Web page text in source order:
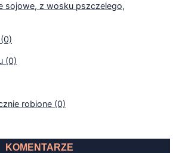
sojowe, z wosku pszczelego,
(0)
robione (0)
KOMENTARZE